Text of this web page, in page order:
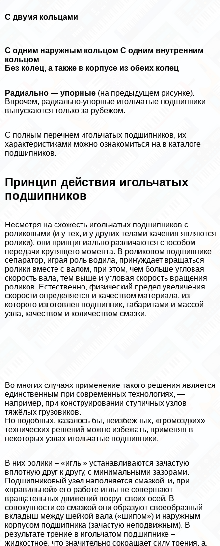
С двумя кольцами
С одним наружным кольцом С одним внутренним
кольцом
Без колец, а также в корпусе из обеих колец
Радиально — упopные (на предыдущем рисунке).
Впрочем, радиально-упopные игольчатые подшипники
выпускаются только за рубежом.
С полным перечнем игольчатых подшипников, их
хаpaктеристиками можно ознакомиться на в каталоге
подшипников.
Принцип действия игольчатых
подшипников
Несмотря на схожесть игольчатых подшипников с
роликовыми (и у тех, и у других телами качения являются
ролики), они принципиально различаются способом
передачи крутящего момента. В роликовом подшипнике
сепаратор, играя роль водила, принуждает вращаться
ролики вместе с валом, при этом, чем больше угловая
скорость вала, тем выше и угловая скорость вращения
роликов. Естественно, физический предел увеличения
скорости определяется и качеством материала, из
которого изготовлен подшипник, габаритами и массой
узла, качеством и количеством смазки.
Во многих случаях применение такого решения является
единственным при современных технологиях, —
например, при конструировании ступичных узлов
тяжёлых грузовиков.
Но подобных, казалось бы, неизбежных, «громоздких»
технических решений можно избежать, применяя в
некоторых узлах игольчатые подшипники.
В них ролики – «иглы» устанавливаются зачастую
вплотную друг к другу, с минимальными зазорами.
Подшипниковый узел наполняется смазкой, и, при
«правильной» его работе иглы не совершают
вращательных движений вокруг своих осей. В
совокупности со смазкой они образуют своеобразный
вкладыш между шейкой вала («шипом») и наружным
корпусом подшипника (зачастую неподвижным). В
результате трение в игольчатом подшипнике –
жидкостное, что значительно сокращает силу трения, а,